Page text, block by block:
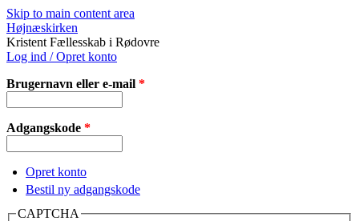
Skip to main content area
Højnæskirken
Kristent Fællesskab i Rødovre
Log ind / Opret konto
Brugernavn eller e-mail *
Adgangskode *
Opret konto
Bestil ny adgangskode
CAPTCHA